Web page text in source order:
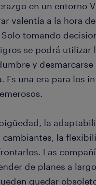
en un entorno
valentía a la hora
tomando
se podrá utilizar
y desmarcarse
Es una era para los
la
cambiantes, la
Las
de planes a
quedar